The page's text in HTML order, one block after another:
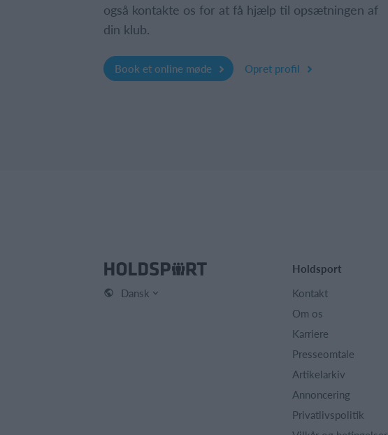
også kontakte os for at få hjælp til opsætningen af
din klub.
Book et online møde Opret profil
Dansk
Holdsport
Kontakt
Om os
Karriere
Presseomtale
Artikelarkiv
Annoncering
Privatlivspolitik